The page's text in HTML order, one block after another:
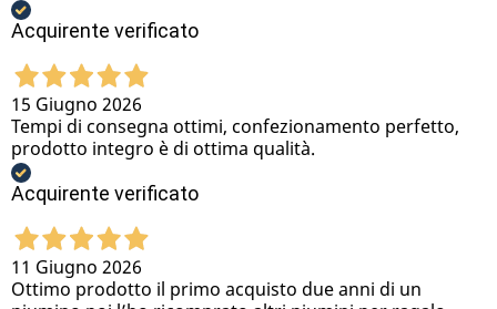
Acquirente verificato
15 Giugno 2026
Tempi di consegna ottimi, confezionamento perfetto,
prodotto integro è di ottima qualità.
Acquirente verificato
11 Giugno 2026
Ottimo prodotto il primo acquisto due anni di un